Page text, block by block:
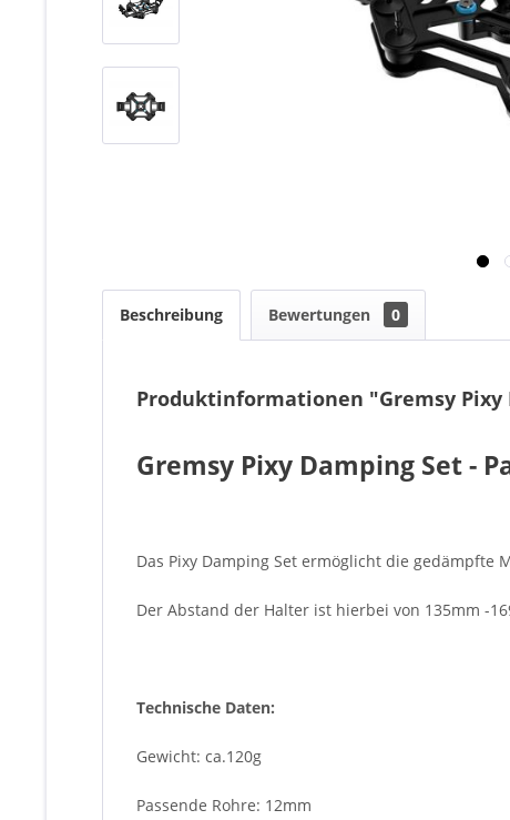
Beschreibung Bewertungen 0
Produktinformationen "Gremsy Pixy
Gremsy Pixy Damping Set -
Das Pixy Damping Set ermöglicht die gedämpfte
Der Abstand der Halter ist hierbei von 135mm -
Technische Daten:
Gewicht: ca.120g
Passende Rohre: 12mm